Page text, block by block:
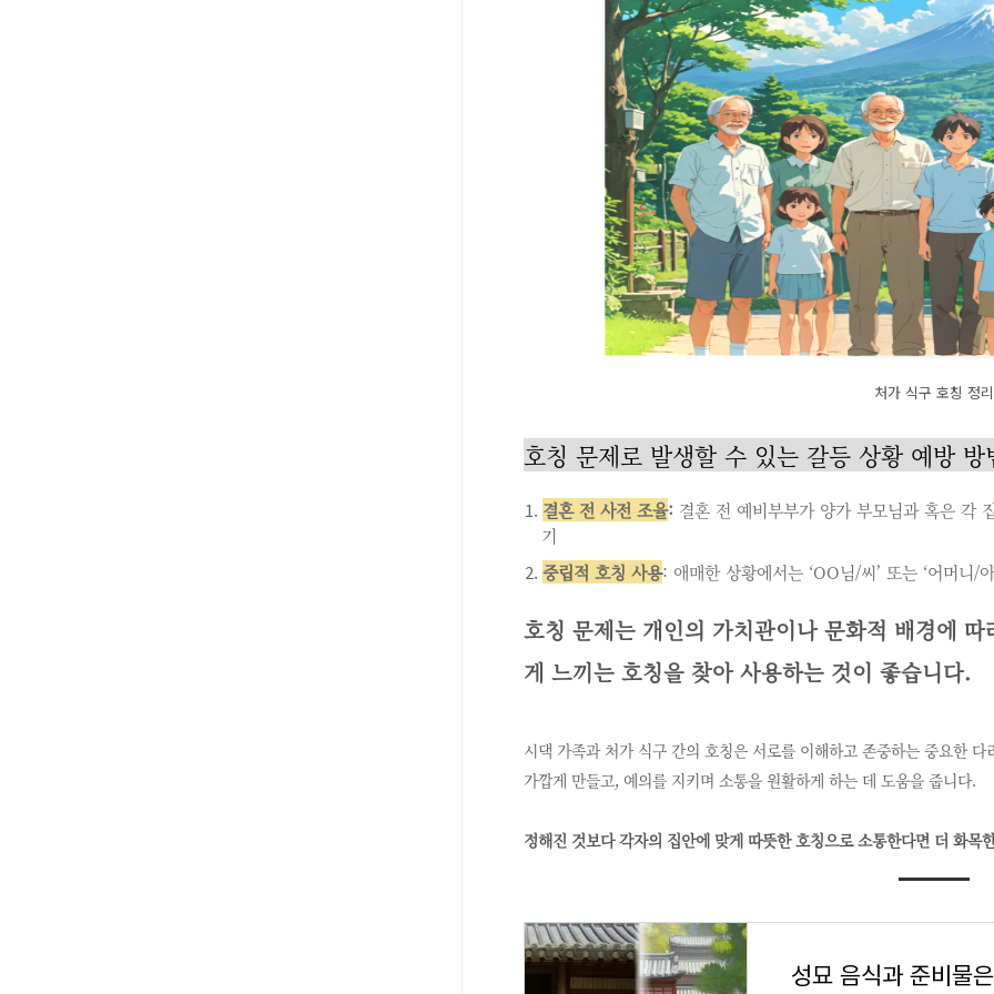
처가 식구 호칭 정리
호칭 문제로 발생할 수 있는 갈등 상황 예방 방
결혼 전 사전 조율: 결혼 전 예비부부가 양가 부모님과 혹은 각
기
중립적 호칭 사용: 애매한 상황에서는 ‘OO님/씨’ 또는 ‘어머니/
호칭 문제는 개인의 가치관이나 문화적 배경에
게 느끼는 호칭을 찾아 사용하는 것이 좋습니다.
시댁 가족과 처가 식구 간의 호칭은 서로를 이해하고 존중하는 중요한
가깝게 만들고, 예의를 지키며 소통을 원활하게 하는 데 도움을 줍니다.
정해진 것보다 각자의 집안에 맞게 따뜻한 호칭으로 소통한다면 더 화목
성묘 음식과 준비물